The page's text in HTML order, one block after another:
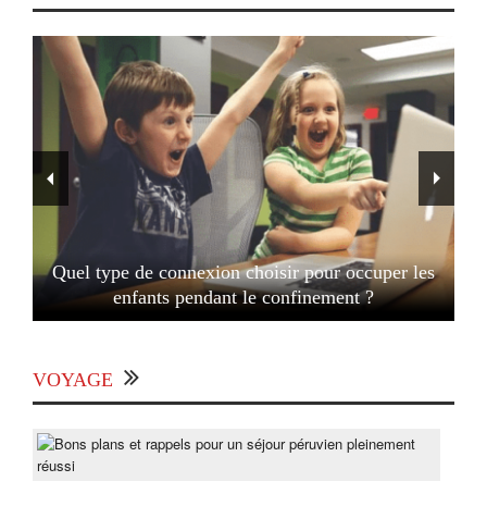
Quel type de connexion choisir pour occuper les
enfants pendant le confinement ?
VOYAGE